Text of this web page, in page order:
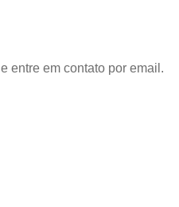
e entre em contato por email.